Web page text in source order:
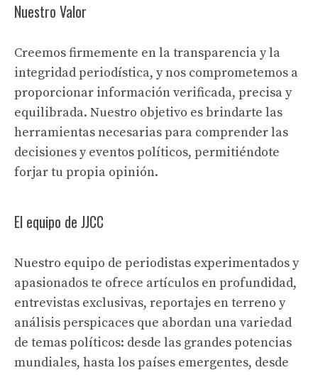
Nuestro Valor
Creemos firmemente en la transparencia y la
integridad periodística, y nos comprometemos a
proporcionar información verificada, precisa y
equilibrada. Nuestro objetivo es brindarte las
herramientas necesarias para comprender las
decisiones y eventos políticos, permitiéndote
forjar tu propia opinión.
El equipo de JJCC
Nuestro equipo de periodistas experimentados y
apasionados te ofrece artículos en profundidad,
entrevistas exclusivas, reportajes en terreno y
análisis perspicaces que abordan una variedad
de temas políticos: desde las grandes potencias
mundiales, hasta los países emergentes, desde